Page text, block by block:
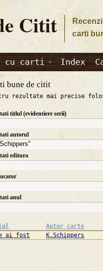
Citit
carti
cu carti Index
bune de citit
rezultate mai precise
titlul (evidentiere serii)
autorul
editura
anul
Autor carte
ai fost
K.Schippers